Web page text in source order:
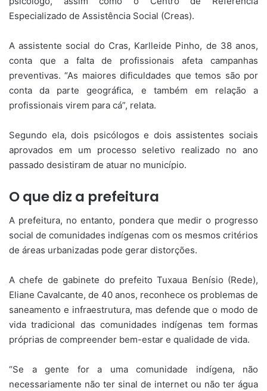
Especializado de Assistência Social (Creas).
A assistente social do Cras, Karlleide Pinho, de 38 anos,
conta que a falta de profissionais afeta campanhas
preventivas. “As maiores dificuldades que temos são por
conta da parte geográfica, e também em relação a
profissionais virem para cá”, relata.
Segundo ela, dois psicólogos e dois assistentes sociais
aprovados em um processo seletivo realizado no ano
passado desistiram de atuar no município.
O que diz a prefeitura
A prefeitura, no entanto, pondera que medir o progresso
social de comunidades indígenas com os mesmos critérios
de áreas urbanizadas pode gerar distorções.
A chefe de gabinete do prefeito Tuxaua Benísio (Rede),
Eliane Cavalcante, de 40 anos, reconhece os problemas de
saneamento e infraestrutura, mas defende que o modo de
vida tradicional das comunidades indígenas tem formas
próprias de compreender bem-estar e qualidade de vida.
“Se a gente for a uma comunidade indígena, não
necessariamente não ter sinal de internet ou não ter água